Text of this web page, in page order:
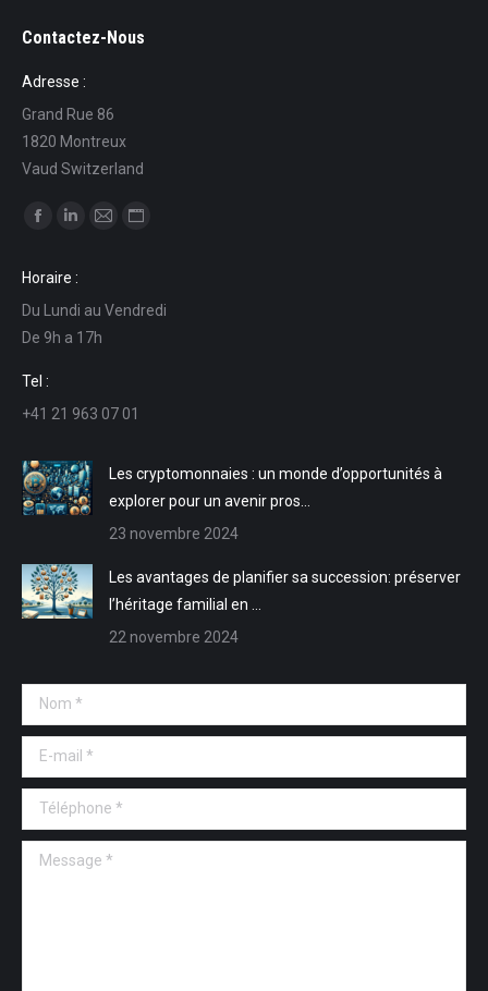
Contactez-Nous
Adresse :
Grand Rue 86
1820 Montreux
Vaud Switzerland
Trouvez nous sur :
Facebook
s'ouvre
dans
une
LinkedIn
s'ouvre
dans
mail Web
Horaire :
Du Lundi au Vendredi
De 9h a 17h
Tel :
+41 21 963 07 01
Les cryptomonnaies : un monde d’opportunités à
explorer pour un avenir pros…
23 novembre 2024
Les avantages de planifier sa succession: préserver
l’héritage familial en …
22 novembre 2024
Nom *
E-mail *
Téléphone *
Message *